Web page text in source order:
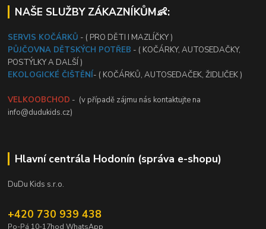
NAŠE SLUŽBY ZÁKAZNÍKŮM👶:
SERVIS KOČÁRKŮ - ( PRO DĚTI I MAZLÍČKY )
PŮJČOVNA DĚTSKÝCH POTŘEB - ( KOČÁRKY, AUTOSEDAČKY,
POSTÝLKY A DALŠÍ )
EKOLOGICKÉ ČIŠTĚNÍ- ( KOČÁRKŮ, AUTOSEDAČEK, ŽIDLIČEK )
VELKOOBCHOD - (v případě zájmu nás kontaktujte na
info@dudukids.cz)
Hlavní centrála Hodonín (správa e-shopu)
DuDu Kids s.r.o.
+420 730 939 438
Po-Pá 10-17hod WhatsApp